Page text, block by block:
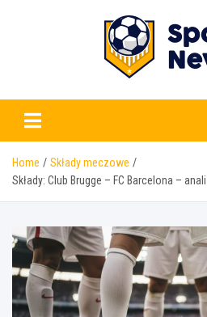
Home
Składy meczowe
Składy: Club Brugge – FC Barcelona –